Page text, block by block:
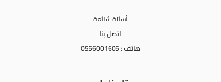
أسئلة شائعة
اتصل بنا
هاتف : 0556001605